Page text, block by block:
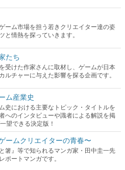
ーム市場を担う若きクリエイター達の姿
と情熱を探っていきます。
たち
受けた作家さんに取材し、ゲームが日本
ルチャーに与えた影響を探る企画です。
ム産業史
史における主要なトピック・タイトルを
へのインタビューや識者による解説を掲
望できる決定版！
ームクリエイターの青春〜
箸』等で知られるマンガ家・田中圭一先
ポートマンガです。